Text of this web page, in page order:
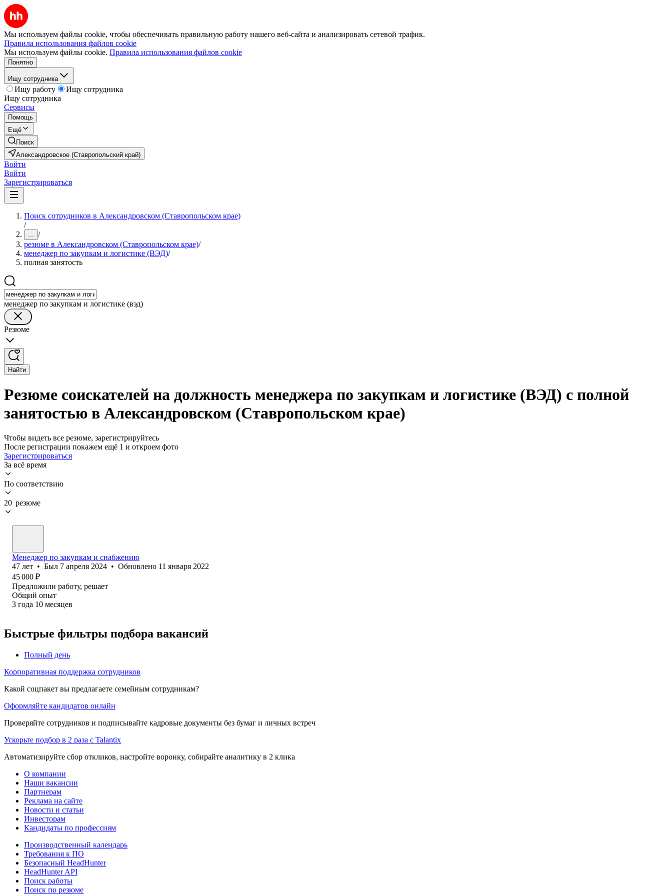
Мы используем файлы cookie, чтобы обеспечивать правильную работу нашего веб-сайта и анализировать сетевой трафик.
Правила использования файлов cookie
Мы используем файлы cookie. Правила использования файлов cookie
Понятно
Ищу сотрудника
Ищу работу
Ищу сотрудника
Ищу сотрудника
Сервисы
Помощь
Ещё
Поиск
Александровское (Ставропольский край)
Войти
Войти
Зарегистрироваться
Поиск сотрудников в Александровском (Ставропольском крае)
/
... /
резюме в Александровском (Ставропольском крае)/
менеджер по закупкам и логистике (ВЭД)/
полная занятость
менеджер по закупкам и логистике (вэд)
Резюме
Найти
Резюме соискателей на должность менеджера по закупкам и логистике (ВЭД) с полной
занятостью в Александровском (Ставропольском крае)
Чтобы видеть все резюме, зарегистрируйтесь
После регистрации покажем ещё 1 и откроем фото
Зарегистрироваться
За всё время
По соответствию
20 резюме
Менеджер по закупкам и снабжению
47 лет • Был 7 апреля 2024 • Обновлено 11 января 2022
45 000 ₽
Предложили работу, решает
Общий опыт
3 года 10 месяцев
Быстрые фильтры подбора вакансий
Полный день
Корпоративная поддержка сотрудников
Какой соцпакет вы предлагаете семейным сотрудникам?
Оформляйте кандидатов онлайн
Проверяйте сотрудников и подписывайте кадровые документы без бумаг и личных встреч
Ускорьте подбор в 2 раза с Talantix
Автоматизируйте сбор откликов, настройте воронку, собирайте аналитику в 2 клика
О компании
Наши вакансии
Партнерам
Реклама на сайте
Новости и статьи
Инвесторам
Кандидаты по профессиям
Производственный календарь
Требования к ПО
Безопасный HeadHunter
HeadHunter API
Поиск работы
Поиск по резюме